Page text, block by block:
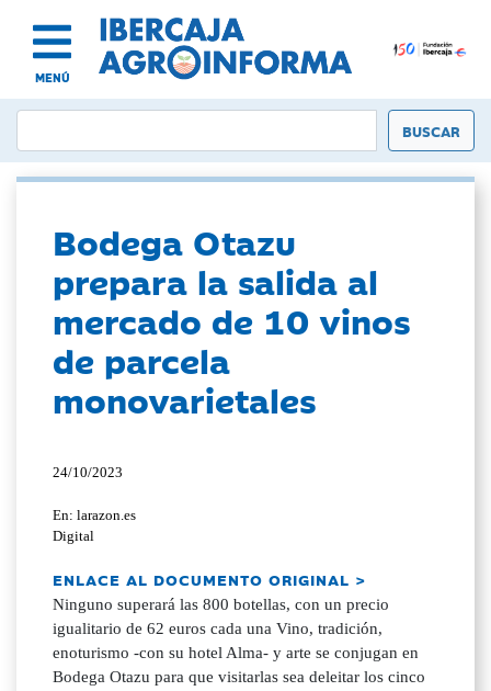
MENÚ
Bodega Otazu
prepara la salida al
mercado de 10 vinos
de parcela
monovarietales
24/10/2023
En: larazon.es
Digital
ENLACE AL DOCUMENTO ORIGINAL >
Ninguno superará las 800 botellas, con un precio
igualitario de 62 euros cada una Vino, tradición,
enoturismo -con su hotel Alma- y arte se conjugan en
Bodega Otazu para que visitarlas sea deleitar los cinco